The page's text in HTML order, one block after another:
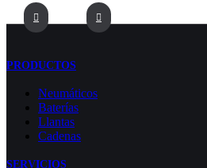
PRODUCTOS
Neumáticos
Baterías
Llantas
Cadenas
SERVICIOS